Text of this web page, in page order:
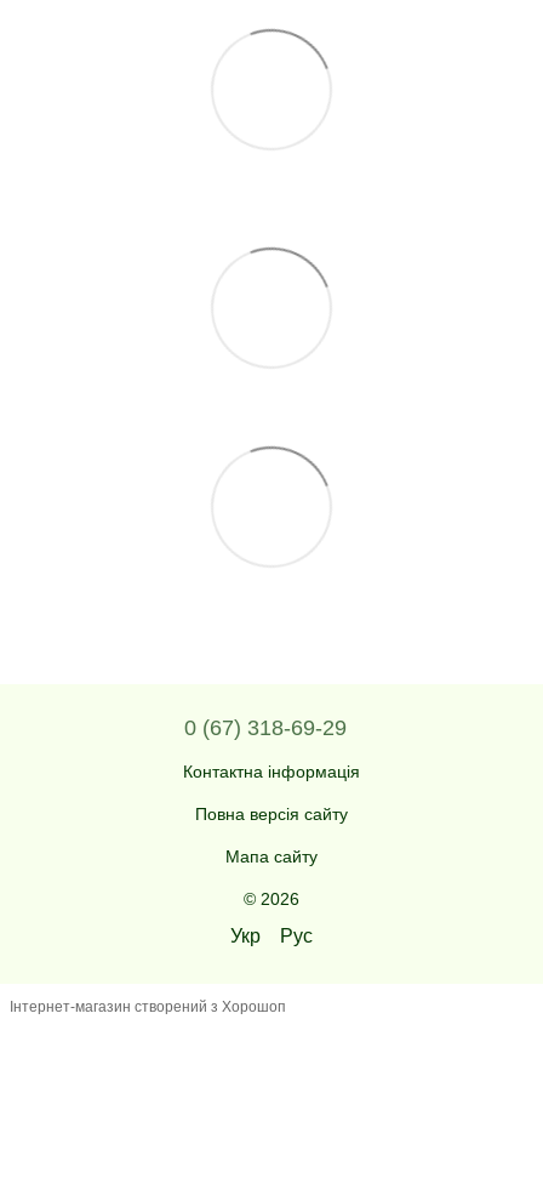
0 (67) 318-69-29
Контактна інформація
Повна версія сайту
Мапа сайту
© 2026
Укр Рус
Інтернет-магазин створений з Хорошоп